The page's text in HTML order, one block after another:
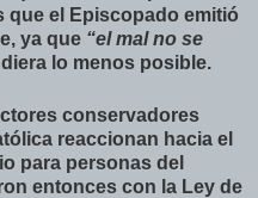
que el Episcopado emitió
ya que “el mal no se
lo menos posible.
conservadores
reaccionan hacia el
para personas del
entonces con la Ley de